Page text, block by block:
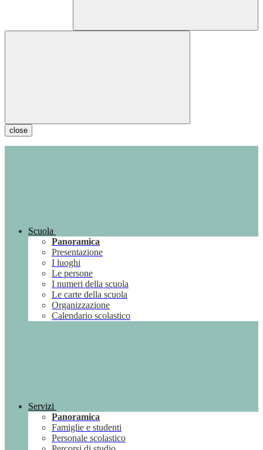
close
Scuola
Panoramica
Presentazione
I luoghi
Le persone
I numeri della scuola
Le carte della scuola
Organizzazione
Calendario scolastico
Servizi
Panoramica
Famiglie e studenti
Personale scolastico